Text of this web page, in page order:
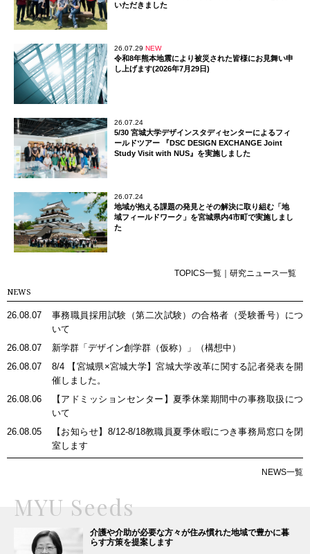
いただきました
26.07.29 NEW
令和8年熊本地震により被災された皆様にお見舞い申
し上げます(2026年7月29日)
26.07.24
5/30 宮城大学デザインスタディセンターによるフィ
ールドツアー 『DSC DESIGN EXCHANGE Joint
Study Visit with NUS』を実施しました
26.07.24
地域が抱える課題の発見とその解決に取り組む「地
域フィールドワーク」を宮城県内4市町で実施しまし
た
TOPICS一覧 研究ニュース一覧
NEWS
26.08.07
事務職員採用試験（第二次試験）の合格者（受験番号）につ
いて
26.08.07
新学群「デザイン創学群（仮称）」（構想中）
26.08.07
8/4 【宮城県×宮城大学】宮城大学改革に関する記者発表を開
催しました。
26.08.06
【アドミッションセンター】夏季休業期間中の事務取扱につ
いて
26.08.05
【お知らせ】8/12-8/18教職員夏季休暇につき事務局窓口を閉
室します
NEWS一覧
MYU Seeds
介護や介助が必要な方々が住み慣れた地域で豊かに暮
らす方策を提案します